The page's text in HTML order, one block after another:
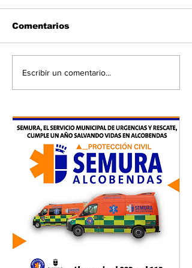
Comentarios
Escribir un comentario...